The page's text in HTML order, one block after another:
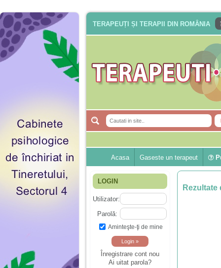
TERAPEUȚI ȘI TERAPII DIN ROMÂNIA
Acasa Gaseste un terapeut
LOGIN
Utilizator:
Parolă:
Aminteşte-ţi de mine
Înregistrare cont nou
Ai uitat parola?
Rezultate